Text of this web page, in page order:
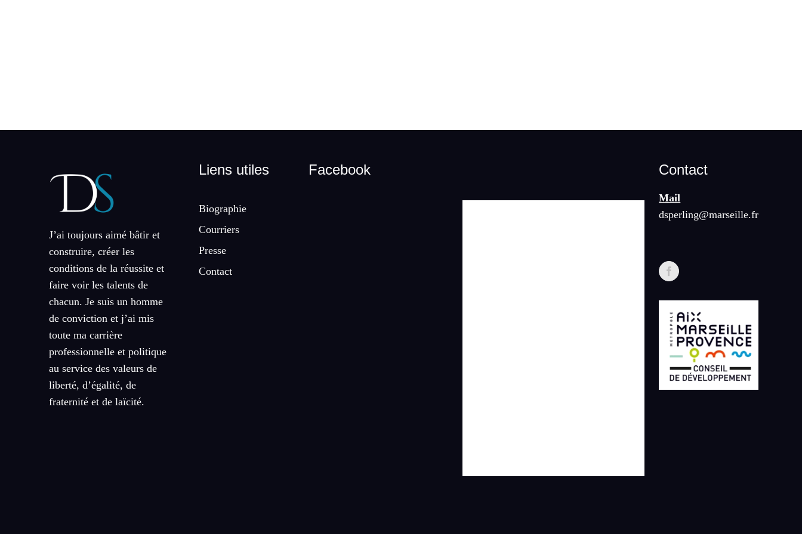
J’ai toujours aimé bâtir et
construire, créer les
conditions de la réussite et
faire voir les talents de
chacun. Je suis un homme
de conviction et j’ai mis
toute ma carrière
professionnelle et politique
au service des valeurs de
liberté, d’égalité, de
fraternité et de laïcité.
Liens utiles
Biographie
Courriers
Presse
Contact
Facebook Contact
Mail
dsperling@marseille.fr